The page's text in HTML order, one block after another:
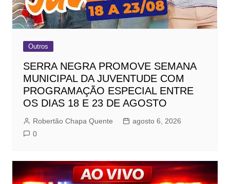
Outros
SERRA NEGRA PROMOVE SEMANA
MUNICIPAL DA JUVENTUDE COM
PROGRAMAÇÃO ESPECIAL ENTRE
OS DIAS 18 E 23 DE AGOSTO
Robertão Chapa Quente
agosto 6, 2026
0